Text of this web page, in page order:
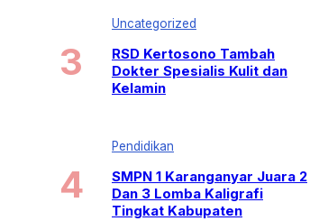
Uncategorized
RSD Kertosono Tambah
Dokter Spesialis Kulit dan
Kelamin
Pendidikan
SMPN 1 Karanganyar Juara 2
Dan 3 Lomba Kaligrafi
Tingkat Kabupaten